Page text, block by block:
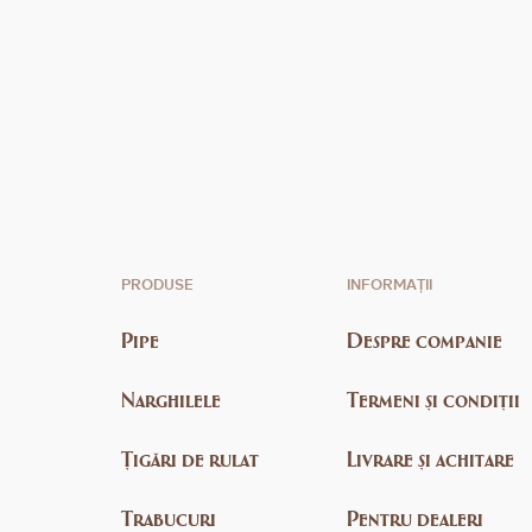
PRODUSE
Pipe
Narghilele
Țigări de rulat
Trabucuri
INFORMAȚII
Despre companie
Termeni și condiții
Livrare și achitare
Pentru dealeri